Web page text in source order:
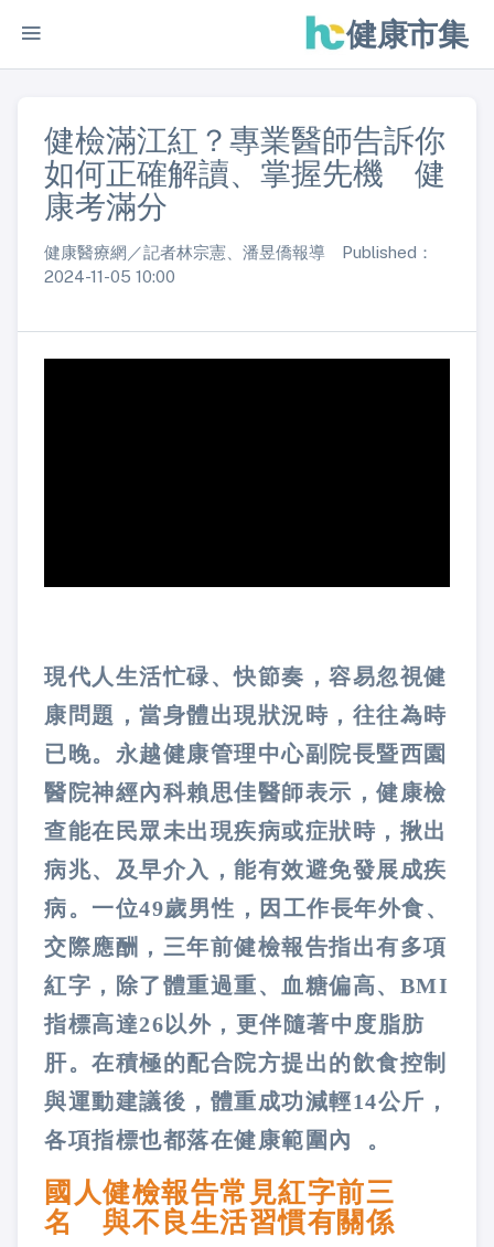
健康市集
健檢滿江紅？專業醫師告訴你
如何正確解讀、掌握先機 健
康考滿分
健康醫療網／記者林宗憲、潘昱僑報導 Published：
2024-11-05 10:00
現代人生活忙碌、快節奏，容易忽視健
康問題，當身體出現狀況時，往往為時
已晚。永越健康管理中心副院長暨西園
醫院神經內科賴思佳醫師表示，健康檢
查能在民眾未出現疾病或症狀時，揪出
病兆、及早介入，能有效避免發展成疾
病。一位49歲男性，因工作長年外食、
交際應酬，三年前健檢報告指出有多項
紅字，除了體重過重、血糖偏高、BMI
指標高達26以外，更伴隨著中度脂肪
肝。在積極的配合院方提出的飲食控制
與運動建議後，體重成功減輕14公斤，
各項指標也都落在健康範圍內 。
國人健檢報告常見紅字前三
名 與不良生活習慣有關係